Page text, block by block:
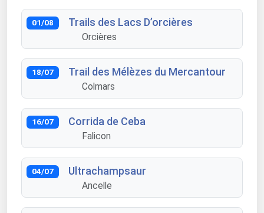
01/08 Trails des Lacs D’orcières
Orcières
18/07 Trail des Mélèzes du Mercantour
Colmars
16/07 Corrida de Ceba
Falicon
04/07 Ultrachampsaur
Ancelle